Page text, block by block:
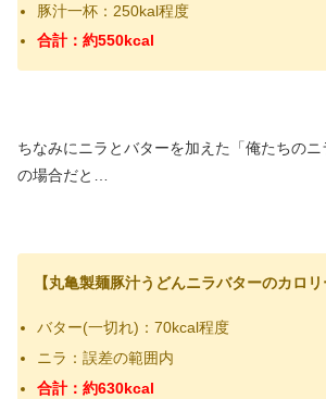
豚汁一杯：250kal程度
合計：約550kcal
ちなみにニラとバターを加えた「俺たちのニ
の場合だと…
【丸亀製麺豚汁うどんニラバターのカロリ
バター(一切れ)：70kcal程度
ニラ：誤差の範囲内
合計：約630kcal